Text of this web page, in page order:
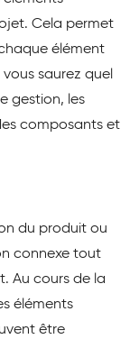
Cela permet
élément
saurez quel
gestion, les
composants et
du produit ou
connexe tout
Au cours de la
éléments
être